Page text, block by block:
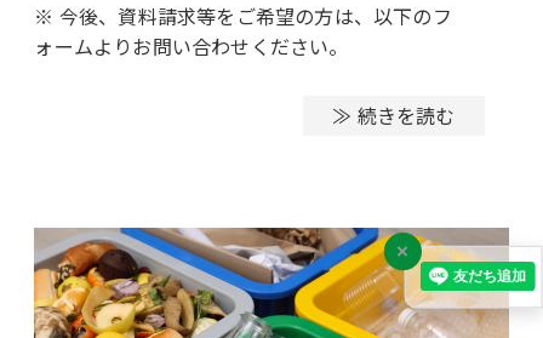
※ 今後、資料請求等をご希望の方は、以下のフ
ォームよりお問い合わせください。
≫ 続きを読む
×